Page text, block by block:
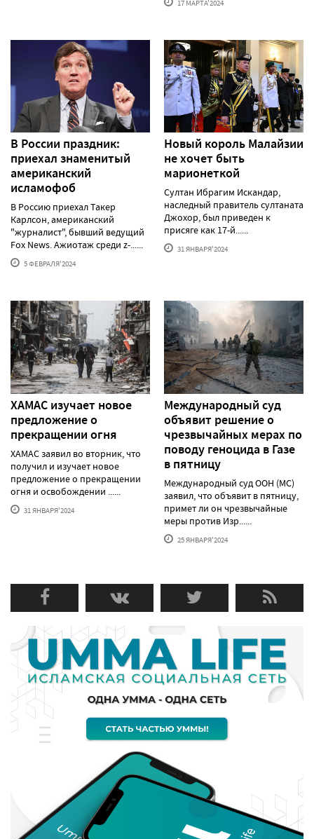
17 МАРТА'2024
В России праздник:
приехал знаменитый
американский
исламофоб
В Россию приехал Такер
Карлсон, американский
"журналист", бывший ведущий
Fox News. Ажиотаж среди z-......
5 ФЕВРАЛЯ'2024
Новый король Малайзии
не хочет быть
марионеткой
Султан Ибрагим Искандар,
наследный правитель султаната
Джохор, был приведен к
присяге как 17-й......
31 ЯНВАРЯ'2024
ХАМАС изучает новое
предложение о
прекращении огня
ХАМАС заявил во вторник, что
получил и изучает новое
предложение о прекращении
огня и освобождении ......
31 ЯНВАРЯ'2024
Международный суд
объявит решение о
чрезвычайных мерах по
поводу геноцида в Газе
в пятницу
Международный суд ООН (МС)
заявил, что объявит в пятницу,
примет ли он чрезвычайные
меры против Изр......
25 ЯНВАРЯ'2024